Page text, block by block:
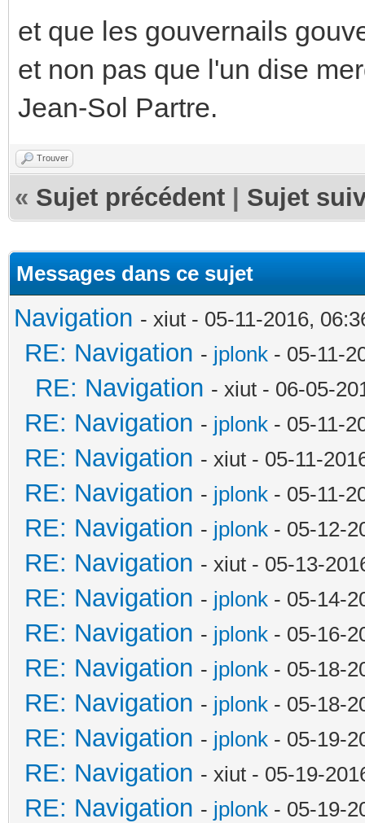
et que les gouvernails
et non pas que l'un dise
Jean-Sol Partre.
Trouver
« Sujet précédent Sujet
Messages dans ce sujet
Navigation - xiut - 05-11-2016,
RE: Navigation - jplonk - 05-11-
RE: Navigation - xiut - 06-05-
RE: Navigation - jplonk - 05-11-
RE: Navigation - xiut - 05-11-
RE: Navigation - jplonk - 05-11-
RE: Navigation - jplonk - 05-12-
RE: Navigation - xiut - 05-13-
RE: Navigation - jplonk - 05-14-
RE: Navigation - jplonk - 05-16-
RE: Navigation - jplonk - 05-18-
RE: Navigation - jplonk - 05-18-
RE: Navigation - jplonk - 05-19-
RE: Navigation - xiut - 05-19-
RE: Navigation - jplonk - 05-19-